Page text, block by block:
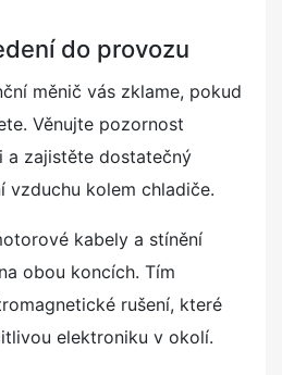
do provozu
měnič vás zklame, pokud
Věnujte pozornost
a zajistěte dostatečný
vzduchu kolem chladiče.
kabely a stínění
obou koncích. Tím
rušení, které
elektroniku v okolí.